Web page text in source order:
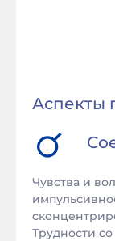
Аспекты
Чувства и
Трудности